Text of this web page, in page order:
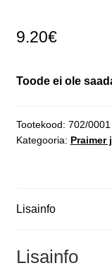
9.20€
Toode ei ole
Tootekood: 702/0001
Kategooria: Praimer
Lisainfo
Lisainfo